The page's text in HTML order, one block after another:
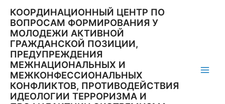
содержимому
КООРДИНАЦИОННЫЙ ЦЕНТР ПО
ВОПРОСАМ ФОРМИРОВАНИЯ У
МОЛОДЕЖИ АКТИВНОЙ
ГРАЖДАНСКОЙ ПОЗИЦИИ,
ПРЕДУПРЕЖДЕНИЯ
МЕЖНАЦИОНАЛЬНЫХ И
МЕЖКОНФЕССИОНАЛЬНЫХ
КОНФЛИКТОВ, ПРОТИВОДЕЙСТВИЯ
ИДЕОЛОГИИ ТЕРРОРИЗМА И